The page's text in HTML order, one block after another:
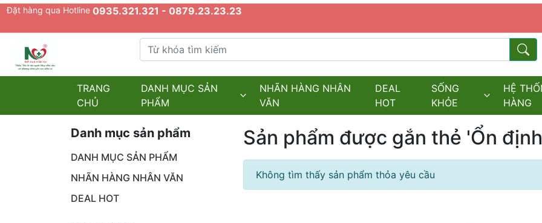
Đặt hàng qua Hotline 0935.321.321 - 0879.23.23.23
admin.configuration.shipping.providers.fields.logo
Từ khóa tìm kiếm
Từ
TRANG
CHỦ
DANH MỤC SẢN
PHẨM
NHÃN HÀNG NHÂN
VĂN
DEAL
HOT
SỐNG
KHỎE
HỆ
HÀNG
Sản phẩm được gắn thẻ 'Ổn
Không tìm thấy sản phẩm thỏa yêu cầu
Danh mục sản phẩm
DANH MỤC SẢN PHẨM
NHÃN HÀNG NHÂN VĂN
DEAL HOT